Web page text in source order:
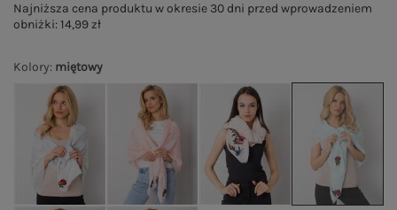
Kolory: miętowy
Najniższa cena produktu w okresie 30 dni przed wprowadzeniem
obniżki:14,99 zł